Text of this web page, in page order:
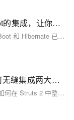
颠覆传统开发：Hibernate与Spring Boot的集成，让你的开发效率飞跃式提升！
【8月更文挑战第31天】在 Java 开发中，Spring Boot 和 Hibernate 已成为许多开发者的首选技术栈。Spring Boot 简化了配置和部署过程，而 Hibernate 则是一个强大的 ORM 框架，用于管理数据库交互。将两者结合使用，可以极大提升开发效率并构建高性能的现代 Java 应用。本文将通过代码示例展示如何在 Spring Boot 项目中集成 Hibernate，并实现基本的数据库操作，包括添加依赖、配置数据源、创建实体类和仓库接口，以及在服务层和控制器中处理 HTTP 请求。这种组合不仅简化了配置，还提供了一套强大的工具来快速开发现代 Java 应用程序。
Struts 2 与 Hibernate 的完美邂逅：如何无缝集成两大框架，轻松玩转高效 CRUD 操作？
【8月更文挑战第31天】本文通过具体示例介绍了如何在 Struts 2 中整合 Hibernate，实现基本的 CRUD 操作。首先创建 Maven 项目并添加相关依赖，接着配置 Hibernate 并定义实体类及其映射文件。然后创建 DAO 接口及实现类处理数据库操作，再通过 Struts 2 的 Action 类处理用户请求。最后配置 `struts.xml` 文件并创建 JSP 页面展示用户列表及编辑表单。此示例展示了如何配置和使用这两个框架，使代码更加模块化和可维护。